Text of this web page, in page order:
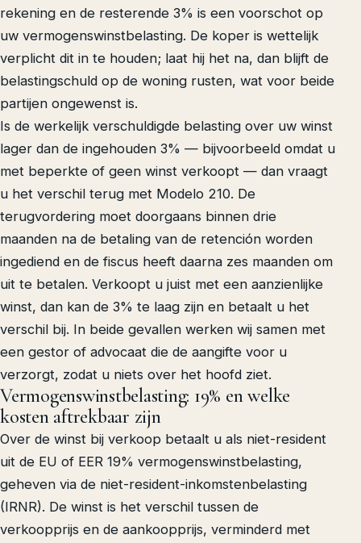
rekening en de resterende 3% is een voorschot op
uw vermogenswinstbelasting. De koper is wettelijk
verplicht dit in te houden; laat hij het na, dan blijft de
belastingschuld op de woning rusten, wat voor beide
partijen ongewenst is.
Is de werkelijk verschuldigde belasting over uw winst
lager dan de ingehouden 3% — bijvoorbeeld omdat u
met beperkte of geen winst verkoopt — dan vraagt
u het verschil terug met Modelo 210. De
terugvordering moet doorgaans binnen drie
maanden na de betaling van de retención worden
ingediend en de fiscus heeft daarna zes maanden om
uit te betalen. Verkoopt u juist met een aanzienlijke
winst, dan kan de 3% te laag zijn en betaalt u het
verschil bij. In beide gevallen werken wij samen met
een gestor of advocaat die de aangifte voor u
verzorgt, zodat u niets over het hoofd ziet.
Vermogenswinstbelasting: 19% en welke
kosten aftrekbaar zijn
Over de winst bij verkoop betaalt u als niet-resident
uit de EU of EER 19% vermogenswinstbelasting,
geheven via de niet-resident-inkomstenbelasting
(IRNR). De winst is het verschil tussen de
verkoopprijs en de aankoopprijs, verminderd met